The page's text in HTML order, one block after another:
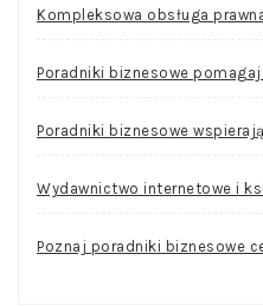
Kompleksowa obsługa
Poradniki biznesowe
Poradniki biznesowe
Wydawnictwo internetowe i
Poznaj poradniki biznesowe